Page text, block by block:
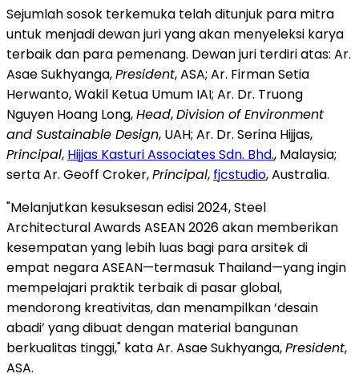
Sejumlah sosok terkemuka telah ditunjuk para mitra
untuk menjadi dewan juri yang akan menyeleksi karya
terbaik dan para pemenang. Dewan juri terdiri atas: Ar.
Asae Sukhyanga,President, ASA; Ar. Firman Setia
Herwanto, Wakil Ketua Umum IAI; Ar. Dr. Truong
Nguyen Hoang Long,Head,Division of Environment
and Sustainable Design, UAH; Ar. Dr. Serina Hijjas,
Principal, Hijjas Kasturi Associates Sdn. Bhd., Malaysia;
serta Ar. Geoff Croker,Principal, fjcstudio,Australia.
"Melanjutkan kesuksesan edisi 2024, Steel
Architectural Awards ASEAN 2026 akan memberikan
kesempatan yang lebih luas bagi para arsitek di
empat negara ASEAN—termasuk Thailand—yang ingin
mempelajari praktik terbaik di pasar global,
mendorong kreativitas, dan menampilkan ‘desain
abadi’ yang dibuat dengan material bangunan
berkualitas tinggi," kata Ar. Asae Sukhyanga,President,
ASA.